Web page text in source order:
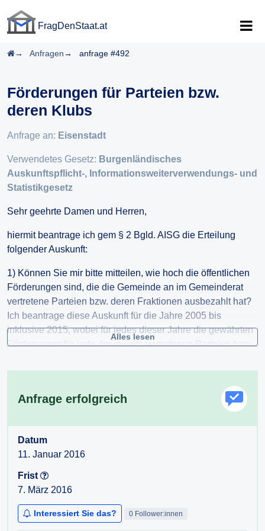
FragDenStaat.at
Startseite
Anfragen anfrage #492
Förderungen für Parteien bzw.
deren Klubs
Anfrage an: Eisenstadt
Verwendetes Gesetz: Burgenländisches
Auskunftspflicht-, Informationsweiterverwendungs- und
Statistikgesetz
Sehr geehrte Damen und Herren,
hiermit beantrage ich gem § 2 Bgld. AISG die Erteilung
folgender Auskunft:
1) Können Sie mir bitte mitteilen, wie hoch die öffentlichen
Förderungen sind, die die Gemeinde an im Gemeinderat
vertretene Parteien bzw. deren Fraktionen ausbezahlt hat?
Ich beantrage diese Auskunft für die Jahre 2005 bis
inklusive 2015, wobei für jedes dieser Jahre die gewährten
Förderungen für jede der jeweils vertretenen Parteien bzw.
Unterstützung hinaus weitere Förderungen und Leistungen
für politische Parteien bzw. deren Fraktionen durch die
Gemeinde – etwa in Form von Räumlichkeiten,
Büroinfrastruktur, Kommunikationsleistungen, APA-Zugang,
Transportmitteln, oder Mitarbeitern/Vertragsbediensteten?
Jahren? Wenn dies der Fall sein sollte, beantrage ich
Auskunft darüber, woraus diese gewährten Förderungen
bzw. Unterstützungen bestanden bzw. bestehen.
Alles lesen
Anfrage erfolgreich
Datum
11. Januar 2016
Frist
7. März 2016
Interessiert Sie das? 0 Follower:innen